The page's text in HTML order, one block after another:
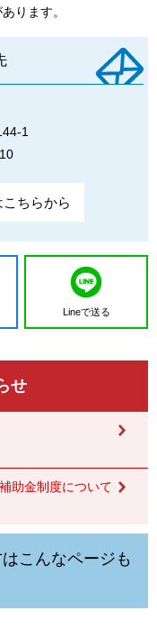
ります。
1
ちらから
Lineで送る
せ
助金制度について
こんなページも